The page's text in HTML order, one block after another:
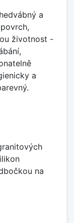
a
životnost -
a
na